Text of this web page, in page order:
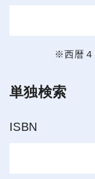
※西暦４
単独検索
ISBN